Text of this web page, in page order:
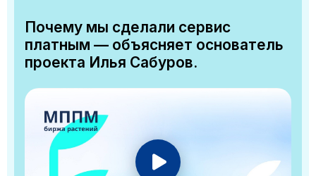
Почему мы сделали сервис
платным — объясняет основатель
проекта Илья Сабуров.